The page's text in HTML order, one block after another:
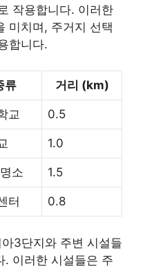
작용합니다. 이러한
미치며, 주거지 선택
합니다.
류 거리 (km)
교 0.5
1.0
소 1.5
터 0.8
3단지와 주변 시설들
. 이러한 시설들은 주